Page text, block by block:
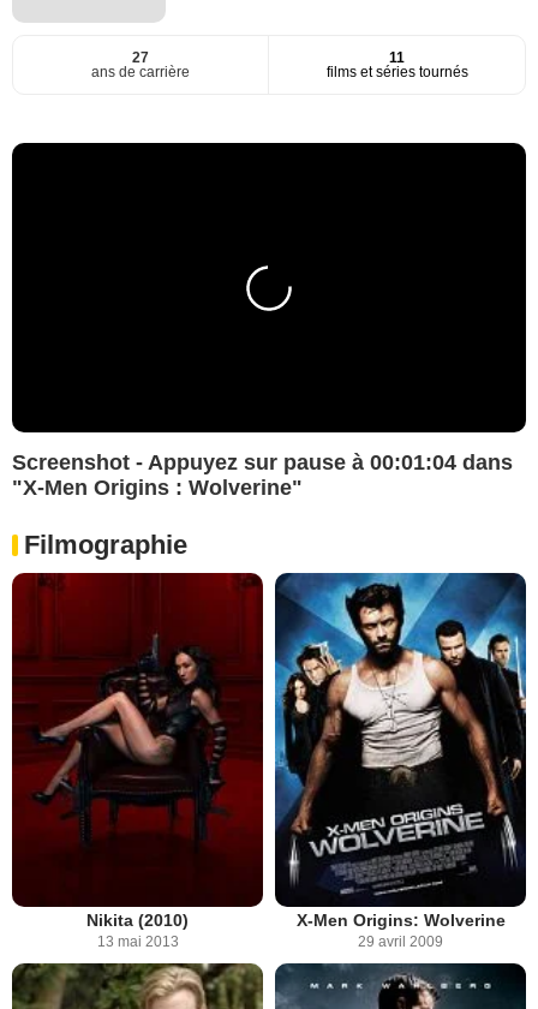
27
ans de carrière
11
films et séries tournés
Screenshot - Appuyez sur pause à 00:01:04 dans
"X-Men Origins : Wolverine"
Filmographie
Nikita (2010)
13 mai 2013
X-Men Origins: Wolverine
29 avril 2009